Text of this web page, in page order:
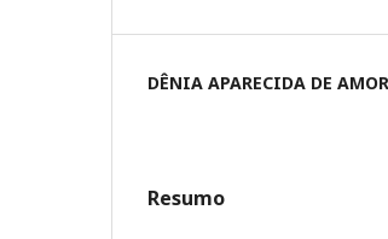
DÊNIA APARECIDA DE
Resumo